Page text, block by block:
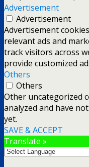
Advertisement
Advertisement
Advertisement
relevant ads and
track visitors across
provide customized
Others
Others
Other uncategorized
analyzed and have
yet.
SAVE & ACCEPT
Translate »